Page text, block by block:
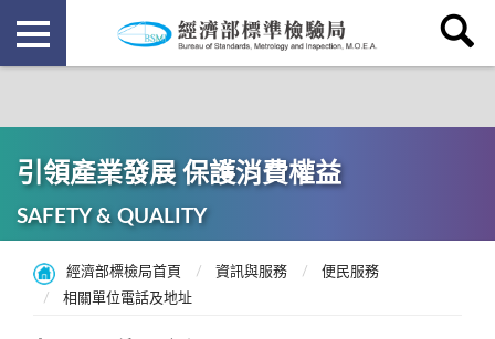
引領產業發展 保護消費權益
SAFETY & QUALITY
經濟部標檢局首頁 資訊與服務
便民服務
相關單位電話及地址